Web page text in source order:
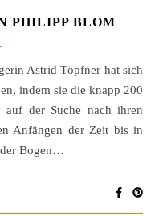
PHILIPP BLOM
indem sie die knapp 200
auf der Suche nach ihren
Anfängen der Zeit bis in
der Bogen…